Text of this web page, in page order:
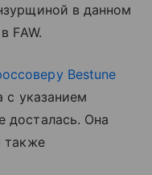
в данном
FAW.
Bestune
с указанием
досталась. Она
также